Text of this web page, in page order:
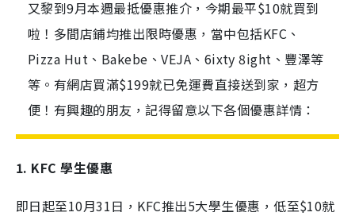
又黎到9月本週最抵優惠推介，今期最平$10就買到
啦！多間店鋪均推出限時優惠，當中包括KFC、
Pizza Hut、Bakebe、VEJA、6ixty 8ight、豐澤等
等。有網店買滿$199就已免運費直接送到家，超方
便！有興趣的朋友，記得留意以下各個優惠詳情：
1. KFC 學生優惠
即日起至10月31日，KFC推出5大學生優惠，低至$10就